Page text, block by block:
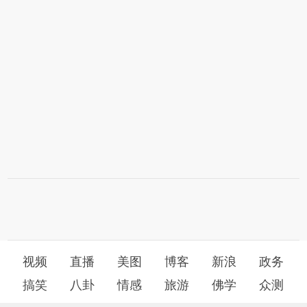
视频 直播 美图 博客 新浪
政务
搞笑
八卦 情感 旅游 佛学 众测